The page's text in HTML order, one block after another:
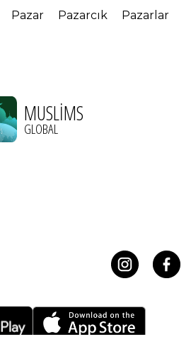
Pazar Pazarcık Pazarlar
MUSLIMS
GLOBAL